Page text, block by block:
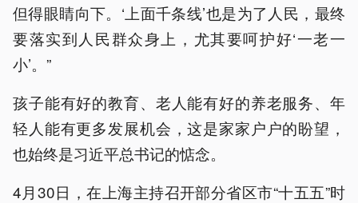
但得眼睛向下。‘上面千条线’也是为了人民，最终
要落实到人民群众身上，尤其要呵护好‘一老一
小’。”
孩子能有好的教育、老人能有好的养老服务、年
轻人能有更多发展机会，这是家家户户的盼望，
也始终是习近平总书记的惦念。
4月30日，在上海主持召开部分省区市“十五五”时